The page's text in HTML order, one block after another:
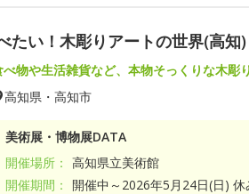
い！木彫りアートの世界(高知)
べ物や生活雑貨など、本物そっくりな木彫
高知県・高知市
美術展・博物展DATA
開催場所： 高知県立美術館
開催期間：
開催中～2026年5月24日(日)